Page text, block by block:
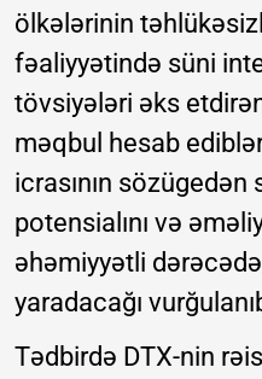
ölkələrinin
fəaliyyətində süni
tövsiyələri əks
məqbul hesab
icrasının sözügedən
potensialını və
əhəmiyyətli
yaradacağı
Tədbirdə DTX-nin